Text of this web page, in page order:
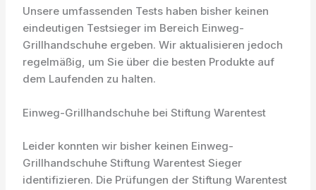
Unsere umfassenden Tests haben bisher keinen
eindeutigen Testsieger im Bereich Einweg-
Grillhandschuhe ergeben. Wir aktualisieren jedoch
regelmäßig, um Sie über die besten Produkte auf
dem Laufenden zu halten.
Einweg-Grillhandschuhe bei Stiftung Warentest
Leider konnten wir bisher keinen Einweg-
Grillhandschuhe Stiftung Warentest Sieger
identifizieren. Die Prüfungen der Stiftung Warentest